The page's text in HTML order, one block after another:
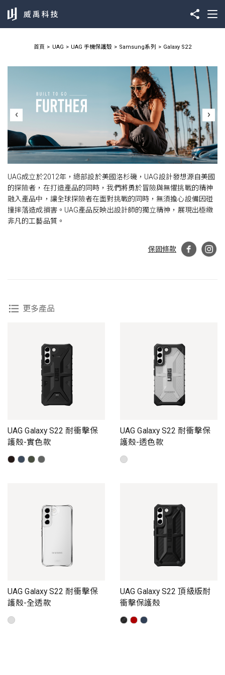
首頁 UAG UAG 手機保護殼 Samsung系列 Galaxy S22
UAG成立於2012年，總部設於美國洛杉磯，UAG設計發想源自美國
的探險者，在打造產品的同時，我們將勇於冒險與無懼挑戰的精神
融入產品中，讓全球探險者在面對挑戰的同時，無須擔心設備因碰
撞摔落造成損害。UAG產品反映出設計師的獨立精神，展現出極緻
非凡的工藝品質。
保固條款
更多產品
UAG Galaxy S22 耐衝擊保
護殼-實色款
UAG Galaxy S22 耐衝擊保
護殼-透色款
UAG Galaxy S22 耐衝擊保
護殼-全透款
UAG Galaxy S22 頂級版耐
衝擊保護殼